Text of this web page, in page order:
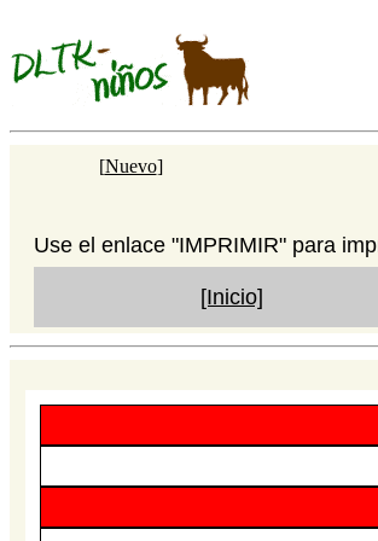
[Nuevo]
Use el enlace "IMPRIMIR" para
[Inicio]